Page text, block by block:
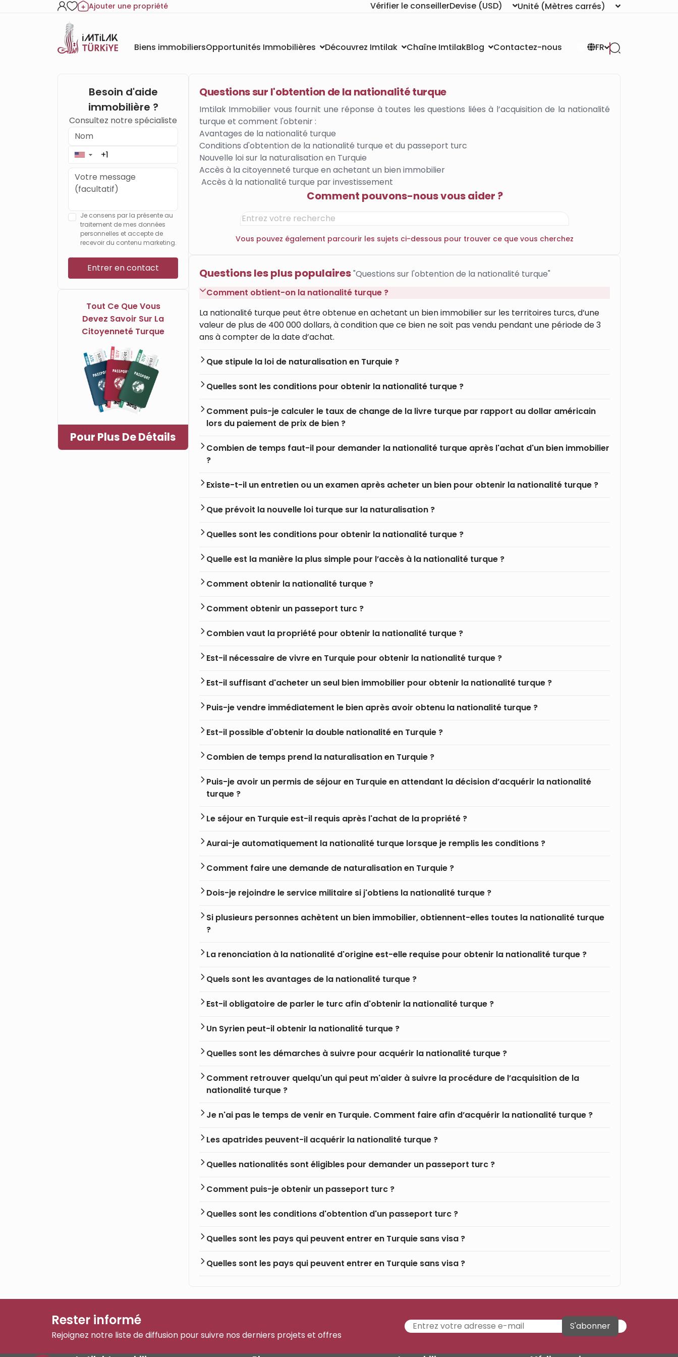
Ajouter une propriété Vérifier le conseillerDevise (USD) Unité (Mètres carrés)
Biens immobiliersOpportunités Immobilières Découvrez Imtilak Chaîne ImtilakBlog Contactez-nous FR
Besoin d'aide
immobilière ?
Consultez notre spécialiste
▼
Je consens par la présente au
traitement de mes données
personnelles et accepte de
recevoir du contenu marketing.
Entrer en contact
Tout Ce Que Vous
Devez Savoir Sur La
Citoyenneté Turque
Pour Plus De Détails
Questions sur l'obtention de la nationalité turque
Imtilak Immobilier vous fournit une réponse à toutes les questions liées à l’acquisition de la nationalité
turque et comment l'obtenir :
Avantages de la nationalité turque
Conditions d'obtention de la nationalité turque et du passeport turc
Nouvelle loi sur la naturalisation en Turquie
Accès à la citoyenneté turque en achetant un bien immobilier
Accès à la nationalité turque par investissement
Comment pouvons-nous vous aider ?
r
s
f
Vous pouvez également parcourir les sujets ci-dessous pour trouver ce que vous cherchez
Questions les plus populaires"Questions sur l'obtention de la nationalité turque"
Comment obtient-on la nationalité turque ?
La nationalité turque peut être obtenue en achetant un bien immobilier sur les territoires turcs, d’une
valeur de plus de 400 000 dollars, à condition que ce bien ne soit pas vendu pendant une période de 3
ans à compter de la date d’achat.
Que stipule la loi de naturalisation en Turquie ?
Quelles sont les conditions pour obtenir la nationalité turque ?
Comment puis-je calculer le taux de change de la livre turque par rapport au dollar américain
lors du paiement de prix de bien ?
Combien de temps faut-il pour demander la nationalité turque après l'achat d'un bien immobilier
?
Existe-t-il un entretien ou un examen après acheter un bien pour obtenir la nationalité turque ?
Que prévoit la nouvelle loi turque sur la naturalisation ?
Quelles sont les conditions pour obtenir la nationalité turque ?
Quelle est la manière la plus simple pour l’accès à la nationalité turque ?
Comment obtenir la nationalité turque ?
Comment obtenir un passeport turc ?
Combien vaut la propriété pour obtenir la nationalité turque ?
Est-il nécessaire de vivre en Turquie pour obtenir la nationalité turque ?
Est-il suffisant d'acheter un seul bien immobilier pour obtenir la nationalité turque ?
Puis-je vendre immédiatement le bien après avoir obtenu la nationalité turque ?
Est-il possible d'obtenir la double nationalité en Turquie ?
Combien de temps prend la naturalisation en Turquie ?
Puis-je avoir un permis de séjour en Turquie en attendant la décision d’acquérir la nationalité
turque ?
Le séjour en Turquie est-il requis après l'achat de la propriété ?
Aurai-je automatiquement la nationalité turque lorsque je remplis les conditions ?
Comment faire une demande de naturalisation en Turquie ?
Dois-je rejoindre le service militaire si j'obtiens la nationalité turque ?
Si plusieurs personnes achètent un bien immobilier, obtiennent-elles toutes la nationalité turque
?
La renonciation à la nationalité d'origine est-elle requise pour obtenir la nationalité turque ?
Quels sont les avantages de la nationalité turque ?
Est-il obligatoire de parler le turc afin d'obtenir la nationalité turque ?
Un Syrien peut-il obtenir la nationalité turque ?
Quelles sont les démarches à suivre pour acquérir la nationalité turque ?
Comment retrouver quelqu'un qui peut m'aider à suivre la procédure de l’acquisition de la
nationalité turque ?
Je n'ai pas le temps de venir en Turquie. Comment faire afin d’acquérir la nationalité turque ?
Les apatrides peuvent-il acquérir la nationalité turque ?
Quelles nationalités sont éligibles pour demander un passeport turc ?
Comment puis-je obtenir un passeport turc ?
Quelles sont les conditions d'obtention d'un passeport turc ?
Quelles sont les pays qui peuvent entrer en Turquie sans visa ?
Quelles sont les pays qui peuvent entrer en Turquie sans visa ?
Rester informé
Rejoignez notre liste de diffusion pour suivre nos derniers projets et offres
S'abonner